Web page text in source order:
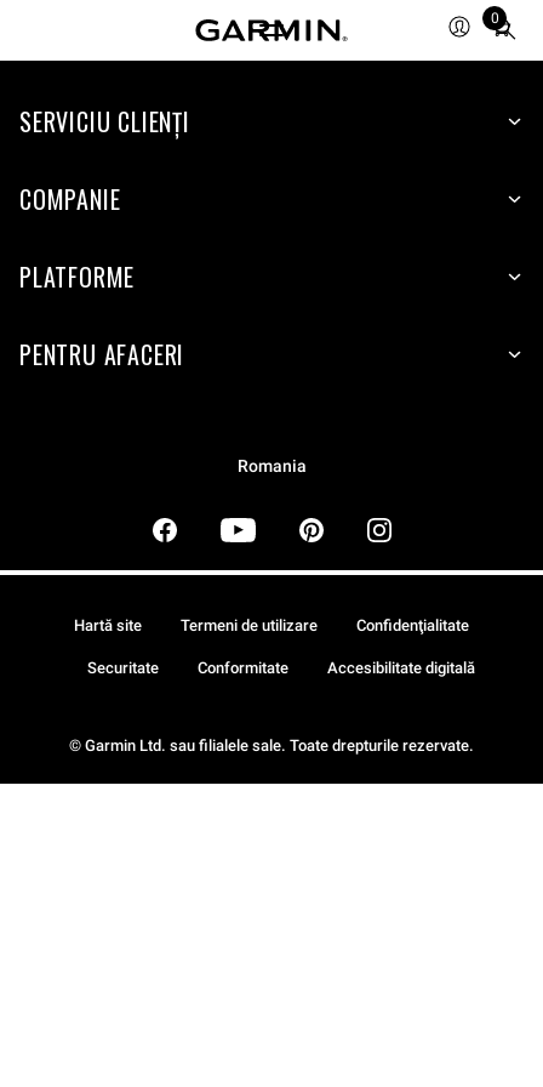
0
Total
items
cart:
SERVICIU CLIENŢI
COMPANIE
PLATFORME
PENTRU AFACERI
Romania
© Garmin Ltd. sau filialele sale. Toate drepturile rezervate.
Hartă site Termeni de utilizare Confidenţialitate
Securitate Conformitate Accesibilitate digitală